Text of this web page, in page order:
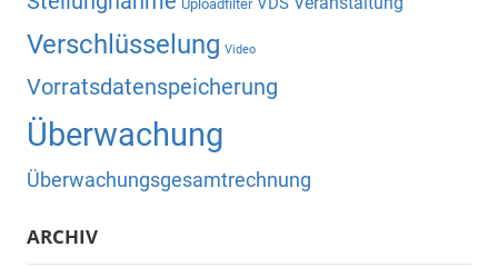
Uploadfilter
Verschlüsselung Video
Vorratsdatenspeicherung
Überwachung
Überwachungsgesamtrechnung
ARCHIV